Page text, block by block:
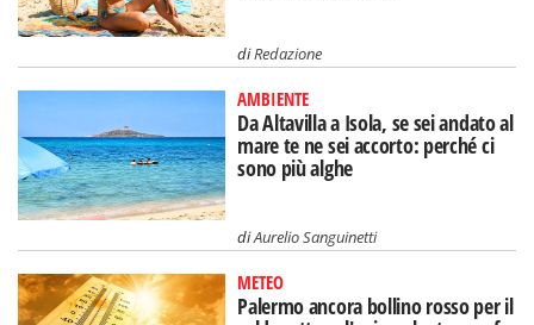
diRedazione
AMBIENTE
Da Altavilla a Isola, se sei andato al
mare te ne sei accorto: perché ci
sono più alghe
diAurelio Sanguinetti
METEO
Palermo ancora bollino rosso per il